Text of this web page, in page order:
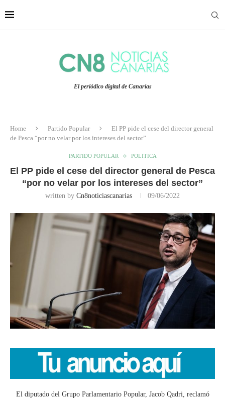
El periódico digital de Canarias
Home Partido Popular
El PP pide el cese del director general
de Pesca “por no velar por los intereses del sector”
PARTIDO POPULAR POLÍTICA
El PP pide el cese del director general de Pesca
“por no velar por los intereses del sector”
written by Cn8noticiascanarias 09/06/2022
El diputado del Grupo Parlamentario Popular, Jacob Qadri, reclamó